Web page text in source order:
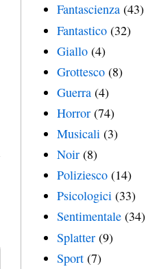
Fantascienza (43)
Fantastico (32)
Giallo (4)
Grottesco (8)
Guerra (4)
Horror (74)
Musicali (3)
Noir (8)
Poliziesco (14)
Psicologici (33)
Sentimentale (34)
Splatter (9)
Sport (7)